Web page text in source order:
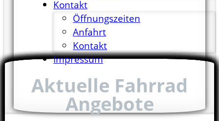
Kontakt
Öffnungszeiten
Anfahrt
Kontakt
Impressum
Aktuelle Fahrrad
Angebote